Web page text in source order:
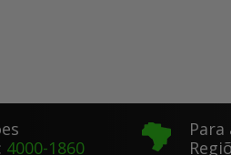
4000-1860
Para